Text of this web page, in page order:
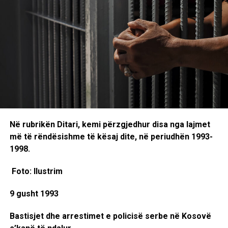
Në rubrikën Ditari, kemi përzgjedhur disa nga lajmet
më të rëndësishme të kësaj dite, në periudhën 1993-
1998.
Foto: Ilustrim
9 gusht 1993
Bastisjet dhe arrestimet e policisë serbe në Kosovë